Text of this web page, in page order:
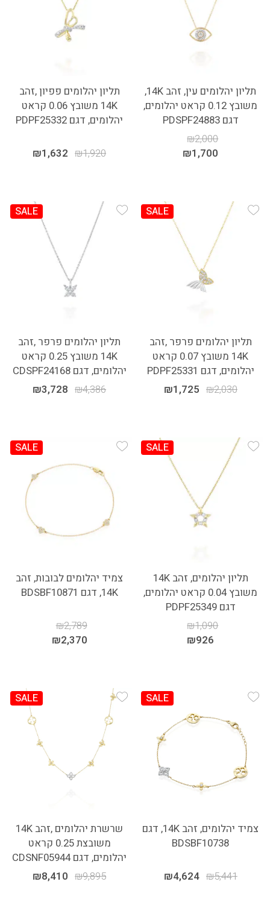
תליון יהלומים עין, זהב 14K,
משובץ 0.12 קראט יהלומים,
דגם PDSPF24883
₪2,000
₪1,700
תליון יהלומים פפיון ,זהב
14K משובץ 0.06 קראט
יהלומים, דגם PDPF25332
₪1,920
₪1,632
Add Wishlist
SALE
תליון יהלומים פרפר ,זהב
14K משובץ 0.07 קראט
יהלומים, דגם PDPF25331
₪2,030
₪1,725
Add Wishlist
SALE
תליון יהלומים פרפר ,זהב
14K משובץ 0.25 קראט
יהלומים, דגם CDSPF24168
₪4,386
₪3,728
Add Wishlist
SALE
תליון יהלומים, זהב 14K
משובץ 0.04 קראט יהלומים,
דגם PDPF25349
₪1,090
₪926
SALE
צמיד יהלומים לבובות, זהב
14K, דגם BDSBF10871
₪2,789
₪2,370
SALE
צמיד יהלומים, זהב 14K, דגם
BDSBF10738
₪5,441
₪4,624
Add Wishlist
SALE
שרשרת יהלומים ,זהב 14K
משובצת 0.25 קראט
יהלומים, דגם CDSNF05944
₪9,895
₪8,410